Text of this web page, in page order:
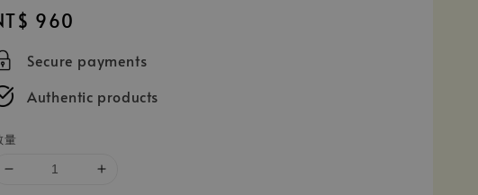
960
Secure payments
Authentic products
量